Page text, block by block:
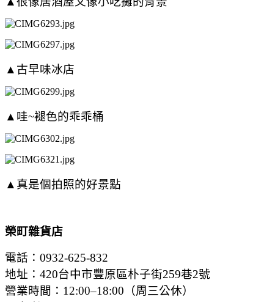
▲古早味冰店
▲哇~褪色的乖乖桶
▲真是個拍照的好景點
榮町雜貨店
電話：0932-625-832
地址：420台中市豐原區朴子街259巷2號
營業時間：12:00–18:00（周三公休）